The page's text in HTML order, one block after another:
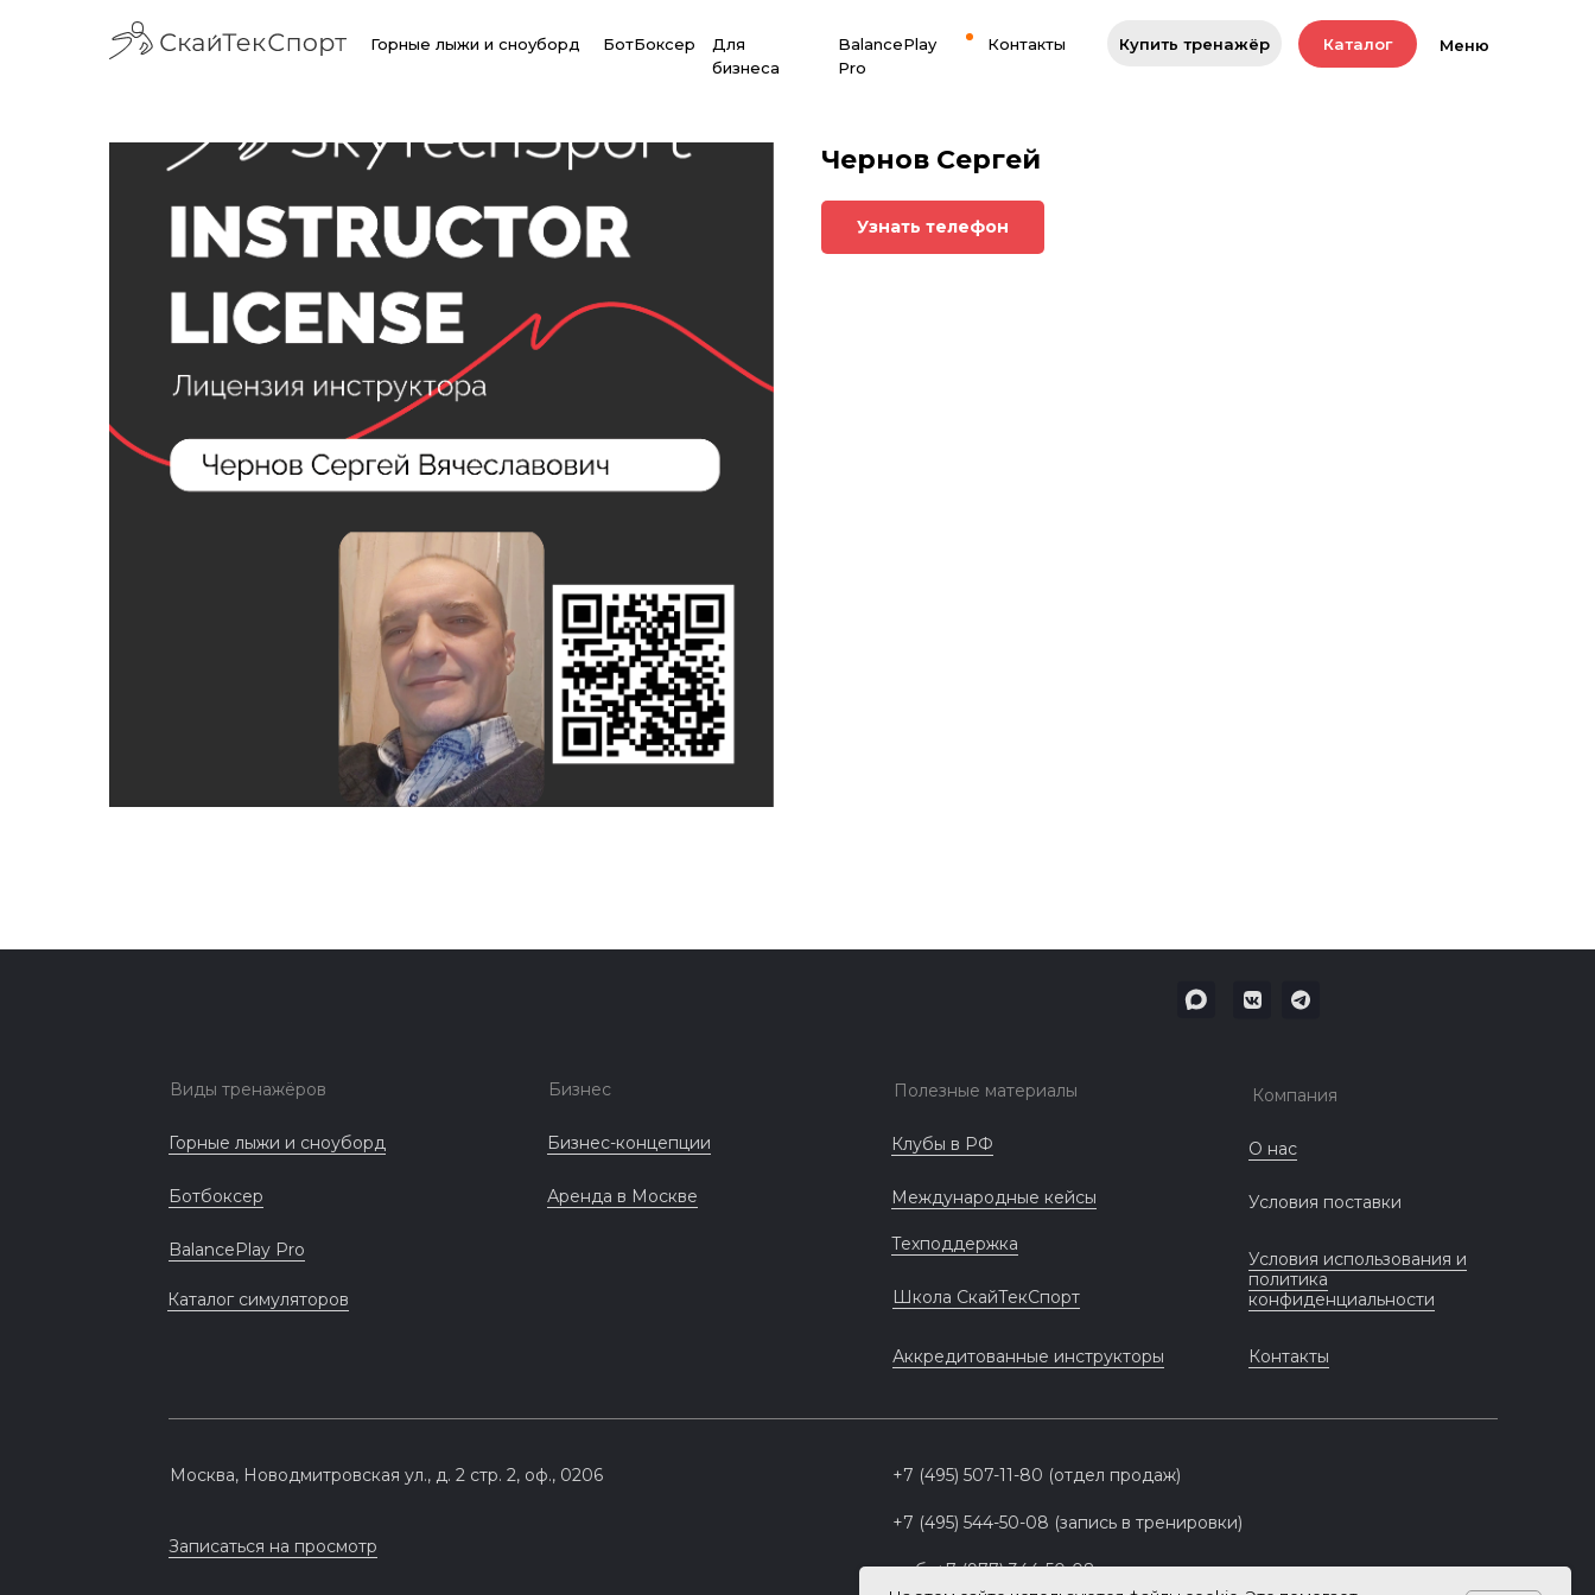
Меню
Горные лыжи и сноуборд БотБоксер
Для
бизнеса
Контакты Каталог
Купить тренажёр
BalancePlay
Pro
Чернов Сергей
Узнать телефон
Виды тренажёров
Горные лыжи и сноуборд
Ботбоксер
BalancePlay Pro
Бизнес
Бизнес-концепции
Аренда в Москве
Полезные материалы
Клубы в РФ
Международные кейсы
Компания
О нас
Условия поставки
Москва, Новодмитровская ул., д. 2 стр. 2, оф., 0206
Записаться на просмотр
+7 (495) 507-11-80 (отдел продаж)
+7 (495) 544-50-08 (запись в тренировки)
моб. +7 (977) 344-50-08
Условия использования и
политика
конфиденциальности
Техподдержка
Контакты
Школа СкайТекСпорт
Аккредитованные инструкторы
Каталог симуляторов